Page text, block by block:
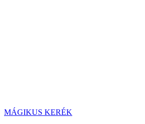
MÁGIKUS KERÉK